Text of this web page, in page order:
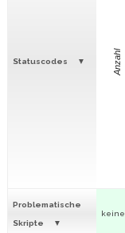
Statuscodes Anzahl
Problematische
Skripte
keine